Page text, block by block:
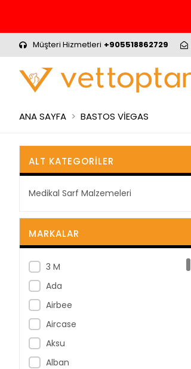
Müşteri Hizmetleri +905518862729
ANA SAYFA BASTOS VİEGAS
ALT KATEGORILER
Medikal Sarf Malzemeleri
MARKALAR
3 M
Ada
Airbee
Aircase
Aksu
Alban